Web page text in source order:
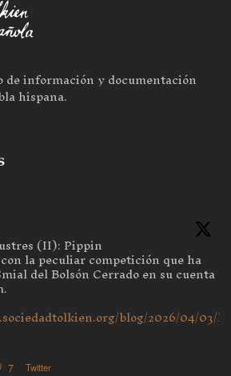
información y documentación
hispana.
(II): Pippin
la peculiar competición que ha
del Bolsón Cerrado en su cuenta
blog/2026/04/03/
7 Twitter